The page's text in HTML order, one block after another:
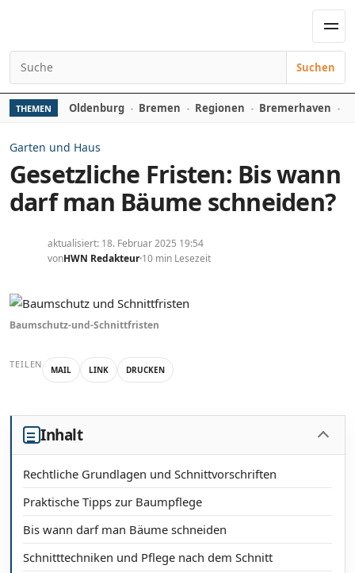
Suchen nach:
Suchen
THEMEN Oldenburg Bremen Regionen Bremerhaven
Garten und Haus
Gesetzliche Fristen: Bis wann
darf man Bäume schneiden?
aktualisiert: 18. Februar 2025 19:54
vonHWN Redakteur 10 min Lesezeit
Baumschutz-und-Schnittfristen
TEILEN MAIL LINK DRUCKEN
Inhalt
Rechtliche Grundlagen und Schnittvorschriften
Praktische Tipps zur Baumpflege
Bis wann darf man Bäume schneiden
Schnitttechniken und Pflege nach dem Schnitt